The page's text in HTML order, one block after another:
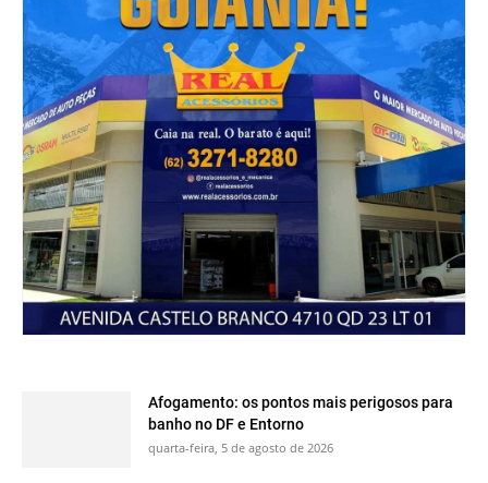
Afogamento: os pontos mais perigosos para
banho no DF e Entorno
quarta-feira, 5 de agosto de 2026